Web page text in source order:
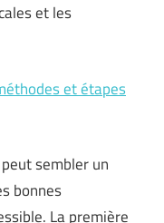
et les
et étapes
sembler un
bonnes
La première